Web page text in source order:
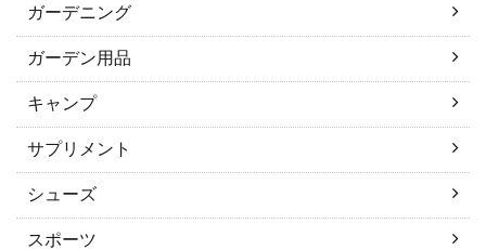
ガーデニング
ガーデン用品
キャンプ
サプリメント
シューズ
スポーツ